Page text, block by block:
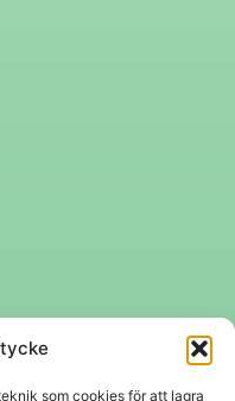
som cookies för att lagra